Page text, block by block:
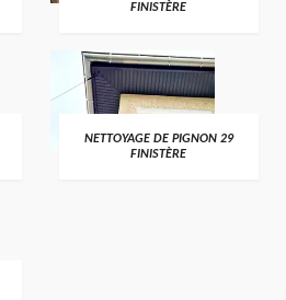
FINISTÈRE
NETTOYAGE DE PIGNON 29
FINISTÈRE